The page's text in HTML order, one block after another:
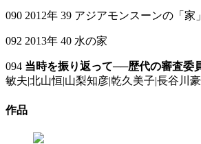
090 2012年 39 アジアモンスーンの「家」
092 2013年 40 水の家
094 当時を振り返って──歴代の審査委
敏夫|北山恒|山梨知彦|乾久美子|長谷川
作品